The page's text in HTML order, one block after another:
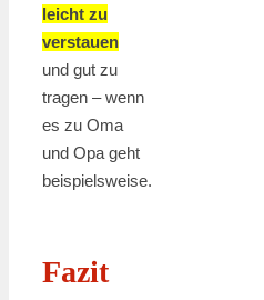
leicht zu
verstauen
und gut zu
tragen – wenn
es zu Oma
und Opa geht
beispielsweise.
Fazit